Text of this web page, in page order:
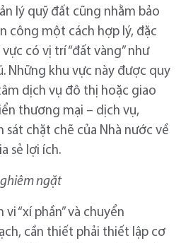
lý quỹ đất cũng nhằm bảo
công một cách hợp lý, đặc
có vị trí “đất vàng” như
Những khu vực này được quy
dịch vụ đô thị hoặc giao
thương mại – dịch vụ,
sát chặt chẽ của Nhà nước về
sẻ lợi ích.
ngặt
“xí phần” và chuyển
cần thiết phải thiết lập cơ